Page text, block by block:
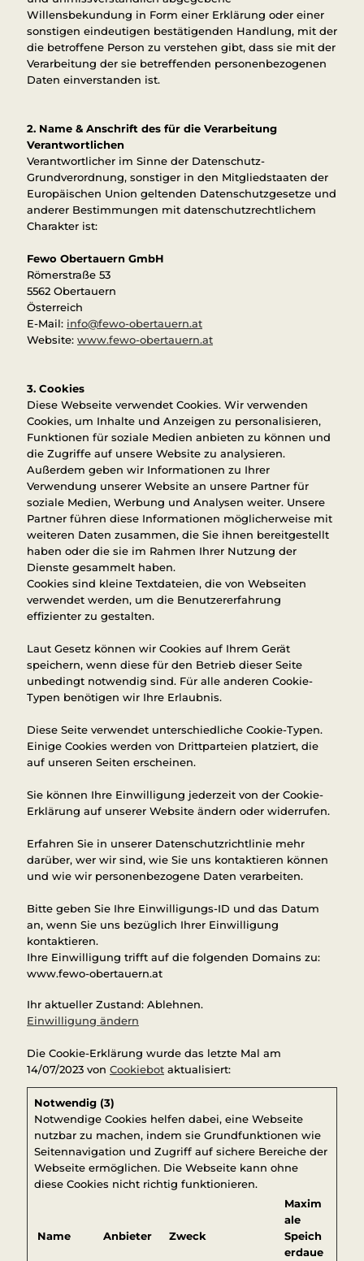
Willensbekundung in Form einer Erklärung oder einer
sonstigen eindeutigen bestätigenden Handlung, mit der
die betroffene Person zu verstehen gibt, dass sie mit der
Verarbeitung der sie betreffenden personenbezogenen
Daten einverstanden ist.
2. Name & Anschrift des für die Verarbeitung
Verantwortlichen
Verantwortlicher im Sinne der Datenschutz-
Grundverordnung, sonstiger in den Mitgliedstaaten der
Europäischen Union geltenden Datenschutzgesetze und
anderer Bestimmungen mit datenschutzrechtlichem
Charakter ist:
Fewo Obertauern GmbH
Römerstraße 53
5562 Obertauern
Österreich
E-Mail: info@fewo-obertauern.at
Website: www.fewo-obertauern.at
3. Cookies
Diese Webseite verwendet Cookies. Wir verwenden
Cookies, um Inhalte und Anzeigen zu personalisieren,
Funktionen für soziale Medien anbieten zu können und
die Zugriffe auf unsere Website zu analysieren.
Außerdem geben wir Informationen zu Ihrer
Verwendung unserer Website an unsere Partner für
soziale Medien, Werbung und Analysen weiter. Unsere
Partner führen diese Informationen möglicherweise mit
weiteren Daten zusammen, die Sie ihnen bereitgestellt
haben oder die sie im Rahmen Ihrer Nutzung der
Dienste gesammelt haben.
Cookies sind kleine Textdateien, die von Webseiten
verwendet werden, um die Benutzererfahrung
effizienter zu gestalten.
Laut Gesetz können wir Cookies auf Ihrem Gerät
speichern, wenn diese für den Betrieb dieser Seite
unbedingt notwendig sind. Für alle anderen Cookie-
Typen benötigen wir Ihre Erlaubnis.
Diese Seite verwendet unterschiedliche Cookie-Typen.
Einige Cookies werden von Drittparteien platziert, die
auf unseren Seiten erscheinen.
Sie können Ihre Einwilligung jederzeit von der Cookie-
Erklärung auf unserer Website ändern oder widerrufen.
Erfahren Sie in unserer Datenschutzrichtlinie mehr
darüber, wer wir sind, wie Sie uns kontaktieren können
und wie wir personenbezogene Daten verarbeiten.
Bitte geben Sie Ihre Einwilligungs-ID und das Datum
an, wenn Sie uns bezüglich Ihrer Einwilligung
kontaktieren.
Ihre Einwilligung trifft auf die folgenden Domains zu:
www.fewo-obertauern.at
Ihr aktueller Zustand: Ablehnen.
Einwilligung ändern
Die Cookie-Erklärung wurde das letzte Mal am
14/07/2023 von Cookiebot aktualisiert:
Notwendig (3)
Notwendige Cookies helfen dabei, eine Webseite
nutzbar zu machen, indem sie Grundfunktionen wie
Seitennavigation und Zugriff auf sichere Bereiche der
Webseite ermöglichen. Die Webseite kann ohne
diese Cookies nicht richtig funktionieren.
Name Anbieter Zweck
Maxim
ale
Speich
erdaue